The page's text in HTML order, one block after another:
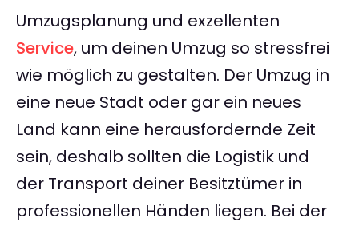
Umzugsplanung und exzellenten
Service, um deinen Umzug so stressfrei
wie möglich zu gestalten. Der Umzug in
eine neue Stadt oder gar ein neues
Land kann eine herausfordernde Zeit
sein, deshalb sollten die Logistik und
der Transport deiner Besitztümer in
professionellen Händen liegen. Bei der